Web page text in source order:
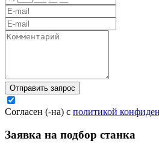
Отправить запрос
Согласен (-на) с политикой
Заявка на подбор станка